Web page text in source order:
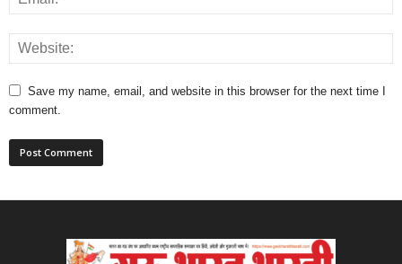
Save my name, email, and website in this browser for the next time I
comment.